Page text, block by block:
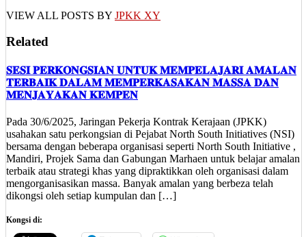
VIEW ALL POSTS BY JPKK XY
Related
𝐒𝐄𝐒𝐈 𝐏𝐄𝐑𝐊𝐎𝐍𝐆𝐒𝐈𝐀𝐍 𝐔𝐍𝐓𝐔𝐊 𝐌𝐄𝐌𝐏𝐄𝐋𝐀𝐉𝐀𝐑𝐈 𝐀𝐌𝐀𝐋𝐀𝐍
𝐓𝐄𝐑𝐁𝐀𝐈𝐊 𝐃𝐀𝐋𝐀𝐌 𝐌𝐄𝐌𝐏𝐄𝐑𝐊𝐀𝐒𝐀𝐊𝐀𝐍 𝐌𝐀𝐒𝐒𝐀 𝐃𝐀𝐍
𝐌𝐄𝐍𝐉𝐀𝐘𝐀𝐊𝐀𝐍 𝐊𝐄𝐌𝐏𝐄𝐍
Pada 30/6/2025, Jaringan Pekerja Kontrak Kerajaan (JPKK)
usahakan satu perkongsian di Pejabat North South Initiatives (NSI)
bersama dengan beberapa organisasi seperti North South Initiative ,
Mandiri, Projek Sama dan Gabungan Marhaen untuk belajar amalan
terbaik atau strategi khas yang dipraktikkan oleh organisasi dalam
mengorganisasikan massa. Banyak amalan yang berbeza telah
dikongsi oleh setiap kumpulan dan […]
Kongsi di: